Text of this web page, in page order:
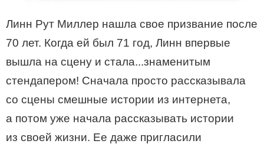
Линн Рут Миллер нашла свое призвание после
70 лет. Когда ей был 71 год, Линн впервые
вышла на сцену и стала...знаменитым
стендапером! Сначала просто рассказывала
со сцены смешные истории из интернета,
а потом уже начала рассказывать истории
из своей жизни. Ее даже пригласили